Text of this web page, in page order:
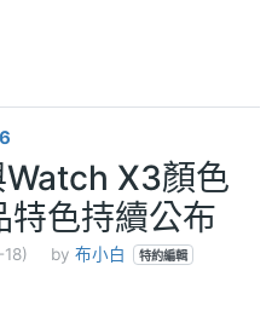
X3顏色
特色持續公布
by 布小白 特約編輯